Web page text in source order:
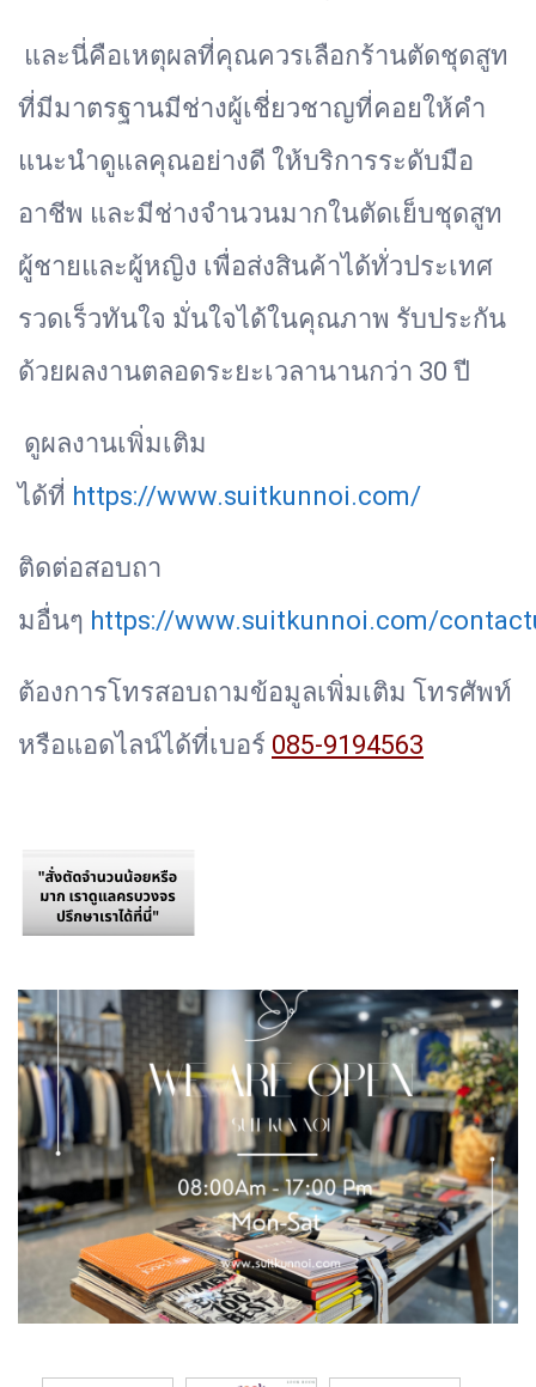
และนี่คือเหตุผลที่คุณควรเลือกร้านตัดชุดสูท
ที่มีมาตรฐานมีช่างผู้เชี่ยวชาญที่คอยให้คำ
แนะนำดูแลคุณอย่างดี ให้บริการระดับมือ
อาชีพ และมีช่างจำนวนมากในตัดเย็บชุดสูท
ผู้ชายและผู้หญิง เพื่อส่งสินค้าได้ทั่วประเทศ
รวดเร็วทันใจ มั่นใจได้ในคุณภาพ รับประกัน
ด้วยผลงานตลอดระยะเวลานานกว่า 30 ปี
ดูผลงานเพิ่มเติม
ได้ที่ https://www.suitkunnoi.com/
ติดต่อสอบถา
มอื่นๆ https://www.suitkunnoi.com/
ต้องการโทรสอบถามข้อมูลเพิ่มเติม โทรศัพท์
หรือแอดไลน์ได้ที่เบอร์ 085-9194563